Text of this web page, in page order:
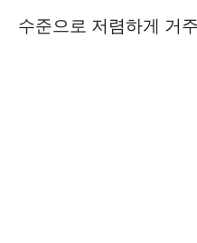
수준으로 저렴하게 거